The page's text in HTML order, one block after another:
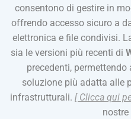
consentono di gestire in
offrendo accesso sicuro a
elettronica e file condivisi.
sia le versioni più recenti di
precedenti,
soluzione più adatta alle
infrastrutturali. [ Clicca qui
nostre